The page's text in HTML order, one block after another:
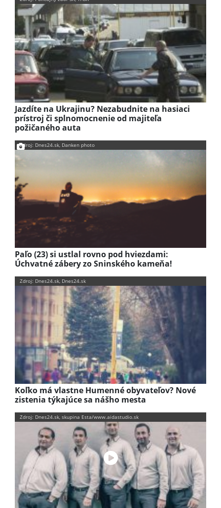
Jazdíte na Ukrajinu? Nezabudnite na hasiaci
prístroj či splnomocnenie od majiteľa
požičaného auta
Zdroj: Dnes24.sk, Danken photo
Paľo (23) si ustlal rovno pod hviezdami:
Úchvatné zábery zo Sninského kameňa!
Zdroj: Dnes24.sk, Dnes24.sk
Koľko má vlastne Humenné obyvateľov? Nové
zistenia týkajúce sa nášho mesta
Zdroj: Dnes24.sk, skupina Esta/www.aidastudio.sk